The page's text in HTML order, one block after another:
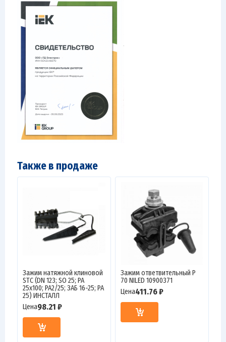
Также в продаже
Зажим натяжной клиновой
STC (DN 123; SO 25; PA
25х100; PA2/25; ЗАБ 16-25; PA
25) ИНСТАЛЛ
Цена98.21 ₽
Зажим ответвительный P
70 NILED 10900371
Цена411.76 ₽